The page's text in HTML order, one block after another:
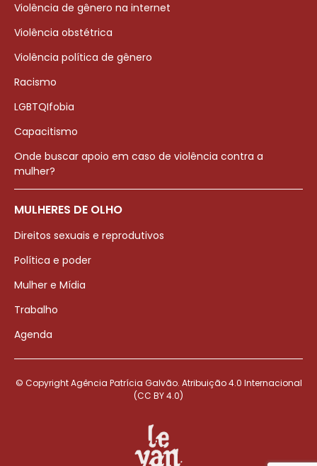
Violência de gênero na internet
Violência obstétrica
Violência política de gênero
Racismo
LGBTQIfobia
Capacitismo
Onde buscar apoio em caso de violência contra a
mulher?
MULHERES DE OLHO
Direitos sexuais e reprodutivos
Política e poder
Mulher e Mídia
Trabalho
Agenda
© Copyright Agência Patrícia Galvão. Atribuição 4.0 Internacional
(CC BY 4.0)